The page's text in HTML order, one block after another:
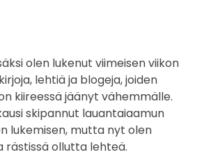
olen lukenut viimeisen viikon
lehtiä ja blogeja, joiden
kiireessä jäänyt vähemmälle.
skipannut lauantaiaamun
lukemisen, mutta nyt olen
rästissä ollutta lehteä.